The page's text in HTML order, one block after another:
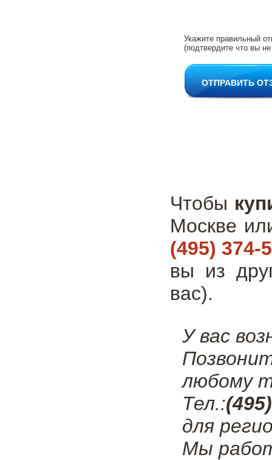
Укажите правильный
(подтвердите что вы
ОТПРАВИТЬ
Чтобы
Москве
(495) 374-
вы из
вас).
У вас
любому
Тел.:
для
Мы